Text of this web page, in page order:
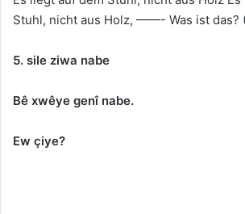
Stuhl, nicht aus Holz, ——- Was ist das?
5. sile ziwa nabe
Bê xwêye genî nabe.
Ew çiye?